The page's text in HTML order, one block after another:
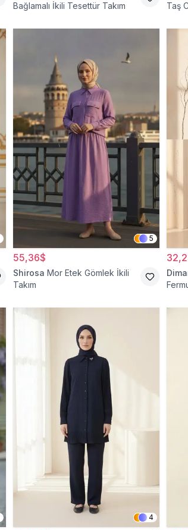
Bağlamalı İkili Tesettür Takım
Taş
5
55,36$
Shirosa Mor Etek Gömlek İkili
Takım
4